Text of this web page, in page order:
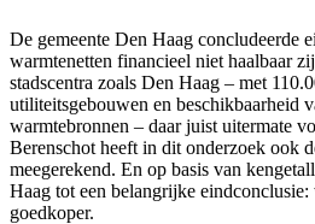
De gemeente Den Haag concludeerde
warmtenetten financieel niet haalbaar
stadscentra zoals Den Haag – met
utiliteitsgebouwen en beschikbaarheid
warmtebronnen – daar juist uitermate
Berenschot heeft in dit onderzoek ook
meegerekend. En op basis van
Haag tot een belangrijke
goedkoper.